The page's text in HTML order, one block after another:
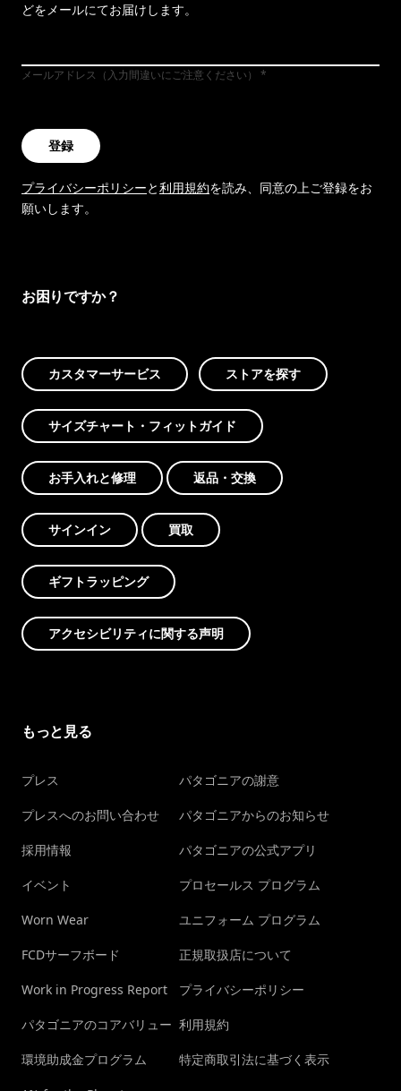
どをメールにてお届けします。
メールアドレス（入力間違いにご注意ください）
登録
プライバシーポリシーと利用規約を読み、同意の上ご登録をお
願いします。
お困りですか？
カスタマーサービス ストアを探す
サイズチャート・フィットガイド
お手入れと修理 返品・交換
サインイン 買取
ギフトラッピング
アクセシビリティに関する声明
もっと見る
プレス
プレスへのお問い合わせ
採用情報
イベント
Worn Wear
FCDサーフボード
Work in Progress Report
パタゴニアのコアバリュー
環境助成金プログラム
パタゴニアの謝意
パタゴニアからのお知らせ
パタゴニアの公式アプリ
プロセールス プログラム
ユニフォーム プログラム
正規取扱店について
プライバシーポリシー
利用規約
特定商取引法に基づく表示